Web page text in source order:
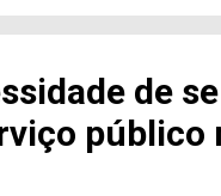
Club de Trindade,
Santa Catarina, mas
quartzito, micaxisto
Faina, Jaupaci e
de
público